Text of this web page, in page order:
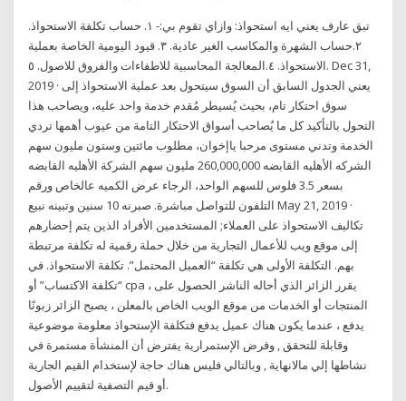
تبق عارف يعني ايه استحواذ: وازاي تقوم بي:- ١. حساب تكلفة الاستحواذ.
٢.حساب الشهرة والمكاسب الغير عادية. ٣. قيود اليومية الخاصة بعملية
الاستحواذ. ٤.المعالجة المحاسبية للاطفاءات والفروق للاصول. ٥. Dec 31,
2019 · يعني الجدول السابق أن السوق سيتحول بعد عملية الاستحواذ إلى
سوق احتكار تام، بحيث يُسيطر مُقدم خدمة واحد عليه، ويصاحب هذا
التحول بالتأكيد كل ما يُصاحب أسواق الاحتكار التامة من عيوب أهمها تردي
الخدمة وتدني مستوى مرحبا ياإخوان، مطلوب مائتين وستون مليون سهم
الشركه الأهليه القابضه 260,000,000 مليون سهم الشركة الأهليه القابضه
بسعر 3.5 فلوس للسهم الواحد، الرجاء عرض الكميه عالخاص ورقم
التلفون للتواصل مباشرة. صبرنه 10 سنين وتبينه نبيع May 21, 2019 ·
تكاليف الاستحواذ على العملاء; المستخدمين الأفراد الذين يتم إحضارهم
إلى موقع ويب للأعمال التجارية من خلال حملة رقمية له تكلفة مرتبطة
بهم. التكلفة الأولى هي تكلفة “العميل المحتمل”. تكلفة الاستحواذ. في
“تكلفة الاكتساب” أو cpa ، يقرر الزائر الذي أحاله الناشر الحصول على
المنتجات أو الخدمات من موقع الويب الخاص بالمعلن ، يصبح الزائر زبونًا
يدفع ، عندما يكون هناك عميل يدفع فتكلفة الإستحواذ معلومة موضوعية
وقابلة للتحقق , وفرض الإستمرارية يفترض أن المنشأة مستمرة في
نشاطها إلي مالانهاية , وبالتالي فليس هناك حاجة لإستخدام القيم الجارية
أو قيم التصفية لتقييم الأصول.